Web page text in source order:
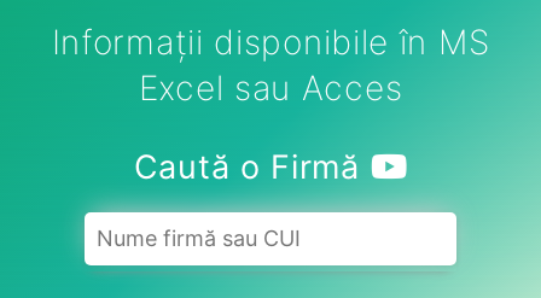
Informații disponibile în MS
Excel sau Acces
Caută o Firmă